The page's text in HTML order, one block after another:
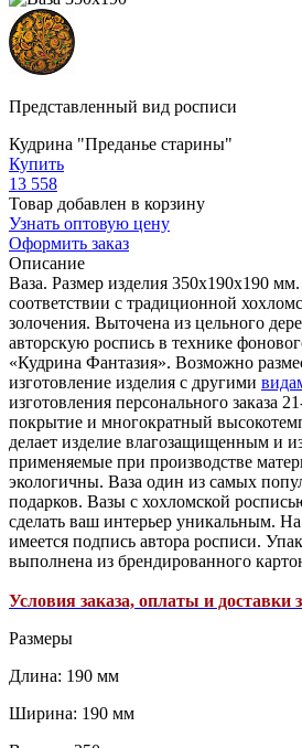
Представленный вид росписи
Кудрина "Преданье старины"
Купить
13 558
Товар добавлен в корзину
Узнать оптовую цену
Оформить заказ
Описание
Ваза. Размер изделия 350х190х190
соответствии с традиционной
золочения. Выточена из цельного
авторскую роспись в технике
«Кудрина Фантазия». Возможно
изготовление изделия с другими
изготовления персонального заказа
покрытие и многократный
делает изделие влагозащищенным и
применяемые при производстве
экологичны. Ваза один из самых
подарков. Вазы с хохломской
сделать ваш интерьер уникальным.
имеется подпись автора росписи.
выполнена из брендированного
Условия заказа, оплаты и доставки
Размеры
Длина: 190 мм
Ширина: 190 мм